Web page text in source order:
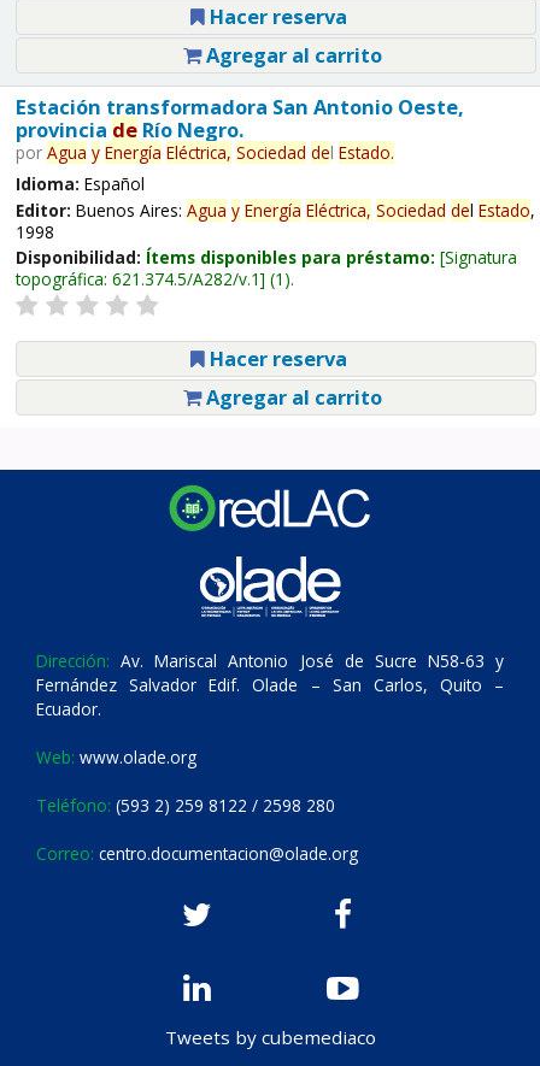
Hacer reserva
Agregar al carrito
Estación transformadora San Antonio Oeste,
provincia deRío Negro.
por Agua y Energía Eléctrica, Sociedad del Estado.
Idioma: Español
Editor: Buenos Aires: Agua y Energía Eléctrica, Sociedad del Estado,
1998
Disponibilidad: Ítems disponibles para préstamo: Signatura
topográfica: 621.374.5/A282/v.1 (1).
Hacer reserva
Agregar al carrito
Dirección: Av. Mariscal Antonio José de Sucre N58-63 y
Fernández Salvador Edif. Olade – San Carlos, Quito –
Ecuador.
Web: www.olade.org
Teléfono: (593 2) 259 8122 / 2598 280
Correo: centro.documentacion@olade.org
Tweets by cubemediaco